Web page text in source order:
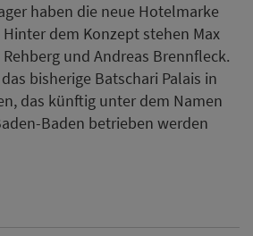
haben die neue Hotelmarke
dem Konzept stehen Max
und Andreas Brennfleck.
bisherige Batschari Palais in
das künftig unter dem Namen
Baden betrieben werden